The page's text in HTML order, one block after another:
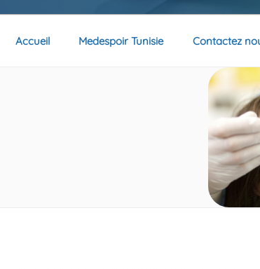
Accueil Medespoir Tunisie Contactez